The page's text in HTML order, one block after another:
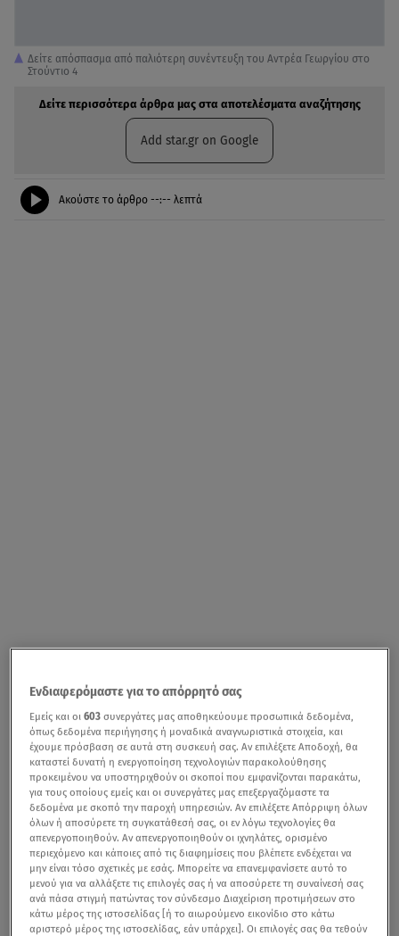
Δείτε απόσπασμα από παλιότερη συνέντευξη του Αντρέα Γεωργίου στο
Στούντιο 4
Δείτε περισσότερα άρθρα μας στα αποτελέσματα αναζήτησης
Add star.gr on Google
Ακούστε το άρθρο --:-- λεπτά
Ενδιαφερόμαστε για το απόρρητό σας
Εμείς και οι603 συνεργάτες μας αποθηκεύουμε προσωπικά δεδομένα,
όπως δεδομένα περιήγησης ή μοναδικά αναγνωριστικά στοιχεία, και
έχουμε πρόσβαση σε αυτά στη συσκευή σας. Αν επιλέξετε Αποδοχή, θα
καταστεί δυνατή η ενεργοποίηση τεχνολογιών παρακολούθησης
προκειμένου να υποστηριχθούν οι σκοποί που εμφανίζονται παρακάτω,
για τους οποίους εμείς και οι συνεργάτες μας επεξεργαζόμαστε τα
δεδομένα με σκοπό την παροχή υπηρεσιών. Αν επιλέξετε Απόρριψη όλων
όλων ή αποσύρετε τη συγκατάθεσή σας, οι εν λόγω τεχνολογίες θα
απενεργοποιηθούν. Αν απενεργοποιηθούν οι ιχνηλάτες, ορισμένο
περιεχόμενο και κάποιες από τις διαφημίσεις που βλέπετε ενδέχεται να
μην είναι τόσο σχετικές με εσάς. Μπορείτε να επανεμφανίσετε αυτό το
μενού για να αλλάξετε τις επιλογές σας ή να αποσύρετε τη συναίνεσή σας
ανά πάσα στιγμή πατώντας τον σύνδεσμο Διαχείριση προτιμήσεων στο
κάτω μέρος της ιστοσελίδας [ή το αιωρούμενο εικονίδιο στο κάτω
αριστερό μέρος της ιστοσελίδας, εάν υπάρχει]. Οι επιλογές σας θα τεθούν